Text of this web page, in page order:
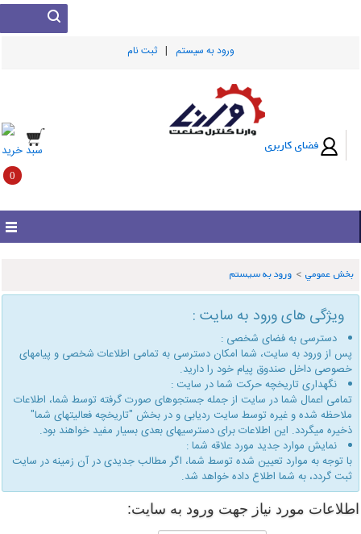
ورود به سيستم| ثبت نام
فضای کاربری سبد خرید
0
بخش عمومي> ورود به سیستم
ویژگی های ورود به سایت :
دسترسی به فضای شخصی :
پس از ورود به سایت، شما امكان دسترسی به تمامی اطلاعات شخصی و پیامهای
خصوصی داخل صندوق پیام خود را دارید.
نگهداری تاریخچه حركت شما در سایت :
تمامی اعمال شما در سایت از جمله جستجوهای صورت گرفته توسط شما، اطلاعات
ملاحظه شده و غیره توسط سایت ردیابی و در بخش "تاریخچه فعالیتهای شما"
ذخیره میگردد. این اطلاعات برای دسترسیهای بعدی بسیار مفید خواهند بود.
نمایش موارد جدید مورد علاقه شما :
با توجه به موارد تعیین شده توسط شما، اگر مطالب جدیدی در آن زمینه در سایت
ثبت گردد، به شما اطلاع داده خواهد شد.
اطلاعات مورد نیاز جهت ورود به سایت: